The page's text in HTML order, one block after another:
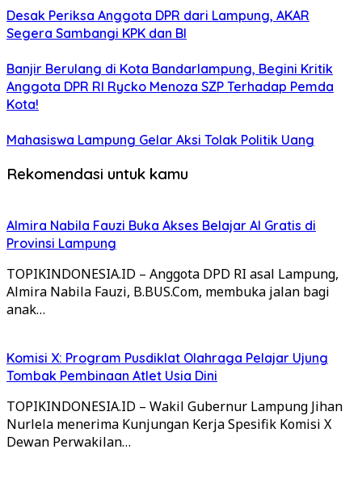
Desak Periksa Anggota DPR dari Lampung, AKAR
Segera Sambangi KPK dan BI
Banjir Berulang di Kota Bandarlampung, Begini Kritik
Anggota DPR RI Rycko Menoza SZP Terhadap Pemda
Kota!
Mahasiswa Lampung Gelar Aksi Tolak Politik Uang
Rekomendasi untuk kamu
Almira Nabila Fauzi Buka Akses Belajar AI Gratis di
Provinsi Lampung
TOPIKINDONESIA.ID – Anggota DPD RI asal Lampung,
Almira Nabila Fauzi, B.BUS.Com, membuka jalan bagi
anak…
Komisi X: Program Pusdiklat Olahraga Pelajar Ujung
Tombak Pembinaan Atlet Usia Dini
TOPIKINDONESIA.ID – Wakil Gubernur Lampung Jihan
Nurlela menerima Kunjungan Kerja Spesifik Komisi X
Dewan Perwakilan…